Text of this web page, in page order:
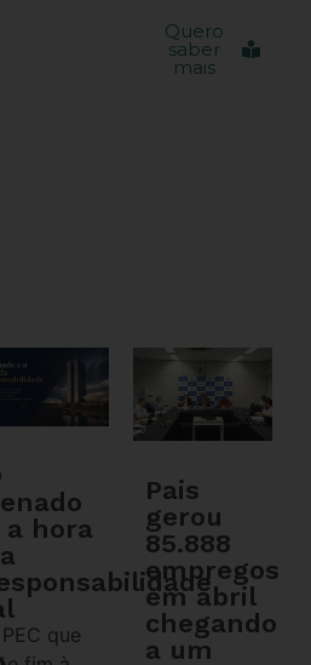
Quero
saber
mais
a hora
que
Pais
gerou
85.888
empregos
em abril
chegando
a um